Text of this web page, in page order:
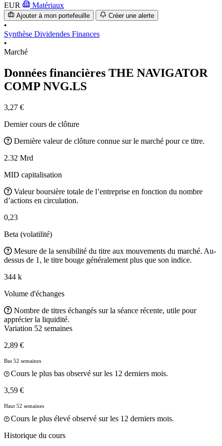
EUR
Matériaux
Ajouter à mon portefeuille Créer une alerte
•
Synthèse Dividendes Finances
•
Marché
Données financières THE NAVIGATOR
COMP NVG.LS
3,27 €
Dernier cours de clôture
Dernière valeur de clôture connue sur le marché pour ce titre.
2.32 Mrd
MID capitalisation
Valeur boursière totale de l’entreprise en fonction du nombre
d’actions en circulation.
0,23
Beta (volatilité)
Mesure de la sensibilité du titre aux mouvements du marché. Au-
dessus de 1, le titre bouge généralement plus que son indice.
344 k
Volume d'échanges
Nombre de titres échangés sur la séance récente, utile pour
apprécier la liquidité.
Variation 52 semaines
2,89 €
Bas 52 semaines
Cours le plus bas observé sur les 12 derniers mois.
3,59 €
Haut 52 semaines
Cours le plus élevé observé sur les 12 derniers mois.
Historique du cours